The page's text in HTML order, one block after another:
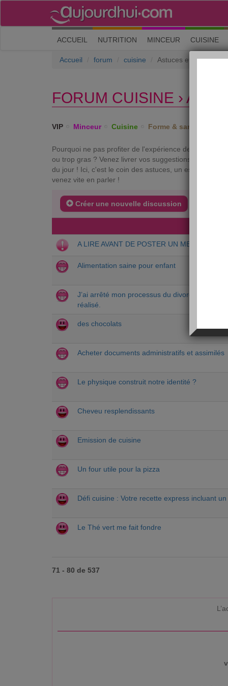
ACCUEIL (current)
NUTRITION MINCEUR CUISINE
Accueil forum cuisine Astuces et bons plans
FORUM CUISINE ›
VIP Minceur Cuisine Forme & santé
Pourquoi ne pas profiter de l'expérience de chacun
ou trop gras ? Venez livrer vos suggestions pour
du jour ! Ici, c'est le coin des astuces, un espace
venez vite en parler !
Créer une nouvelle discussion
A LIRE AVANT DE POSTER UN MESSAGE
Alimentation saine pour enfant
J’ai arrêté mon processus du divorce grâce
réalisé.
des chocolats
Acheter documents administratifs et assimilés
Le physique construit notre identité ?
Cheveu resplendissants
Emission de cuisine
Un four utile pour la pizza
Défi cuisine : Votre recette express incluant
Le Thé vert me fait fondre
71 - 80 de 537